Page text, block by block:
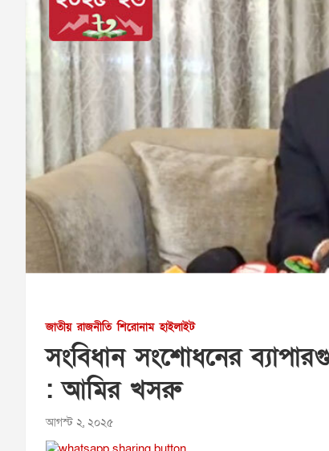
জাতীয় রাজনীতি শিরোনাম হাইলাইট
সংবিধান সংশোধনের
: আমির খসরু
আগস্ট ২, ২০২৫